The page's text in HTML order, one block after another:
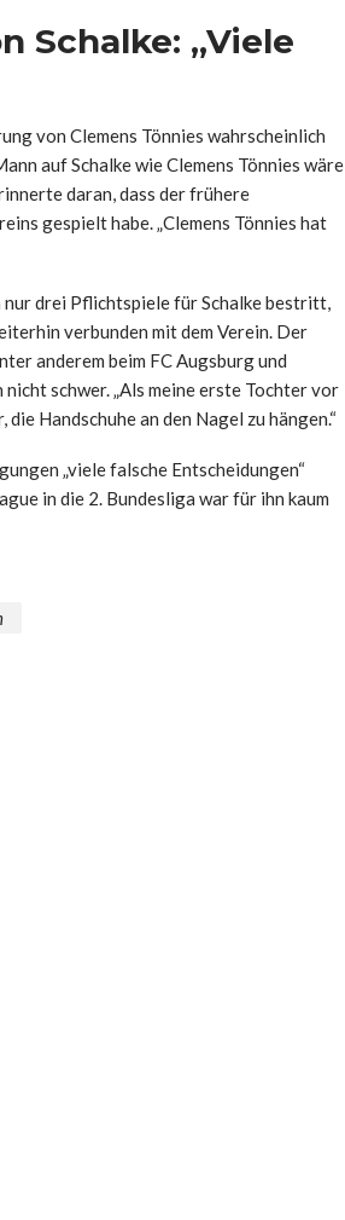
Schalke: „Viele
von Clemens Tönnies wahrscheinlich
auf Schalke wie Clemens Tönnies wäre
daran, dass der frühere
gespielt habe. „Clemens Tönnies hat
drei Pflichtspiele für Schalke bestritt,
verbunden mit dem Verein. Der
anderem beim FC Augsburg und
schwer. „Als meine erste Tochter vor
Handschuhe an den Nagel zu hängen.“
„viele falsche Entscheidungen“
in die 2. Bundesliga war für ihn kaum